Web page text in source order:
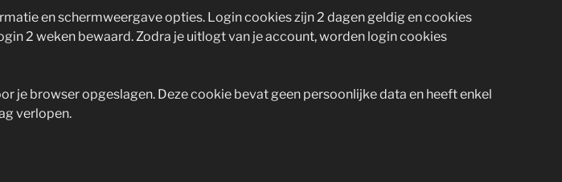
en schermweergave opties. Login cookies zijn 2 dagen geldig en cookies
2 weken bewaard. Zodra je uitlogt van je account, worden login cookies
je browser opgeslagen. Deze cookie bevat geen persoonlijke data en heeft enkel
verlopen.